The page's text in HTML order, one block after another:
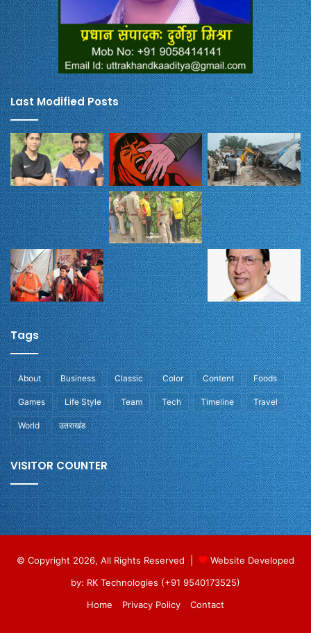
Last Modified Posts
Tags
About Business Classic Color Content Foods
Games Life Style Team Tech Timeline Travel
World उतराखंड
VISITOR COUNTER
© Copyright 2026, All Rights Reserved |
Website Developed
by: RK Technologies (+91 9540173525)
Home
Privacy Policy Contact